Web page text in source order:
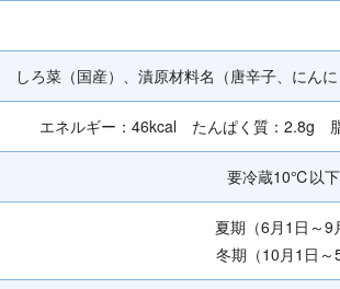
しろ菜（国産）、漬原材料名（唐辛子、にん
エネルギー：46kcal たんぱく質：2.8g
要冷蔵10℃以下
夏期（6月1日～9
冬期（10月1日～